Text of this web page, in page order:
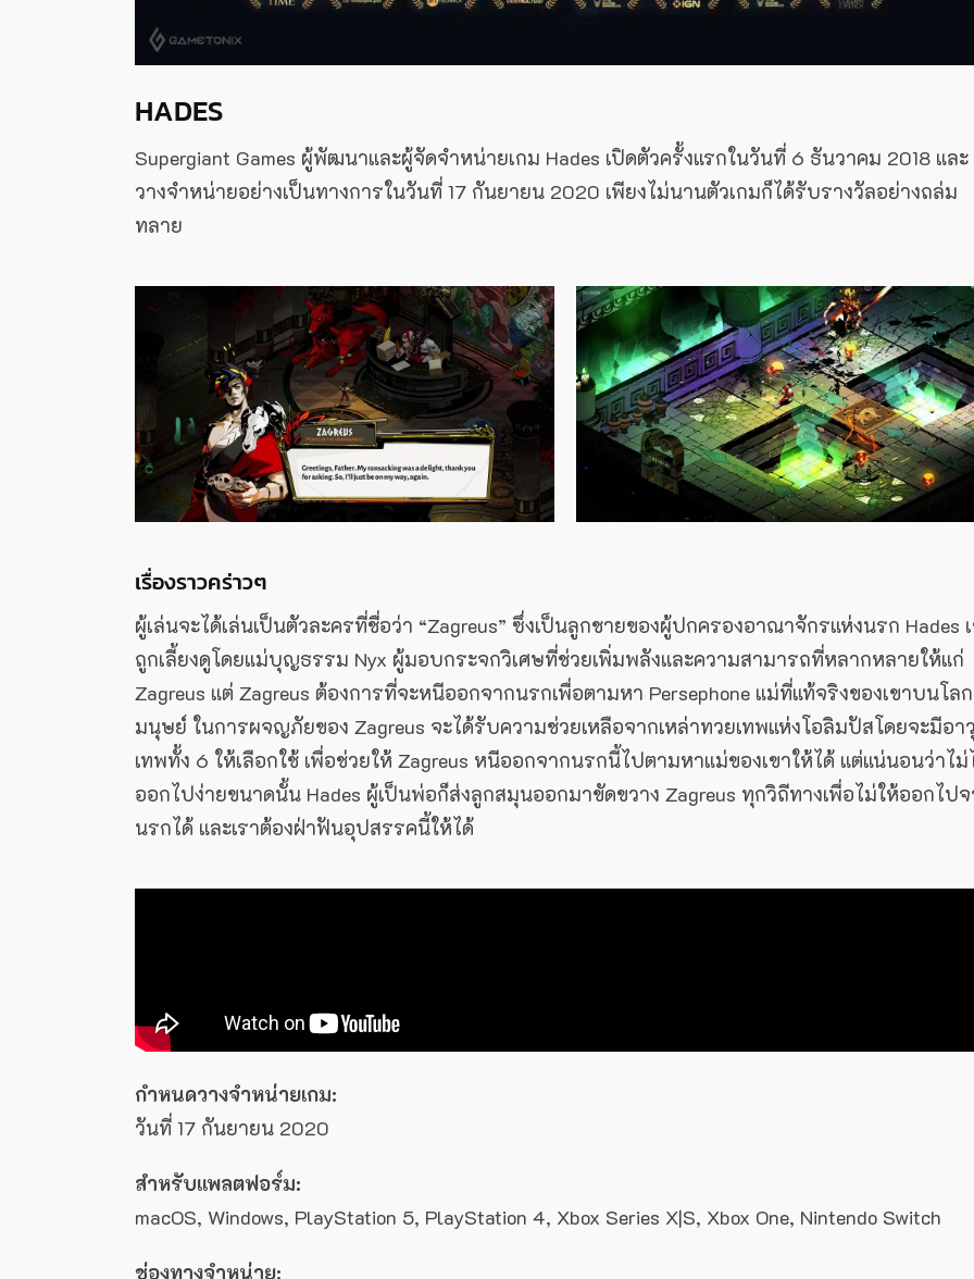
HADES
Supergiant Games ผู้พัฒนาและผู้จัดจำหน่ายเกม Hades เปิดตัวครั้งแรกในวันที่ 6 ธันวาคม 2018 และ
วางจำหน่ายอย่างเป็นทางการในวันที่ 17 กันยายน 2020 เพียงไม่นานตัวเกมก็ได้รับรางวัลอย่างถล่ม
ทลาย
เรื่องราวคร่าวๆ
ผู้เล่นจะได้เล่นเป็นตัวละครที่ชื่อว่า “Zagreus” ซึ่งเป็นลูกชายของผู้ปกครองอาณาจักรแห่งนรก Hades
ถูกเลี้ยงดูโดยแม่บุญธรรม Nyx ผู้มอบกระจกวิเศษที่ช่วยเพิ่มพลังและความสามารถที่หลากหลายให้แก่
Zagreus แต่ Zagreus ต้องการที่จะหนีออกจากนรกเพื่อตามหา Persephone แม่ที่แท้จริงของเขาบนโลก
มนุษย์ ในการผจญภัยของ Zagreus จะได้รับความช่วยเหลือจากเหล่าทวยเทพแห่งโอลิมปัสโดยจะมีอา
เทพทั้ง 6 ให้เลือกใช้ เพื่อช่วยให้ Zagreus หนีออกจากนรกนี้ไปตามหาแม่ของเขาให้ได้ แต่แน่นอนว่าไม่
ออกไปง่ายขนาดนั้น Hades ผู้เป็นพ่อก็ส่งลูกสมุนออกมาขัดขวาง Zagreus ทุกวิถีทางเพื่อไม่ให้ออกไป
นรกได้ และเราต้องฝ่าฟันอุปสรรคนี้ให้ได้
กำหนดวางจำหน่ายเกม:
วันที่ 17 กันยายน 2020
สำหรับแพลตฟอร์ม:
macOS, Windows, PlayStation 5, PlayStation 4, Xbox Series X|S, Xbox One, Nintendo Switch
ช่องทางจำหน่าย: